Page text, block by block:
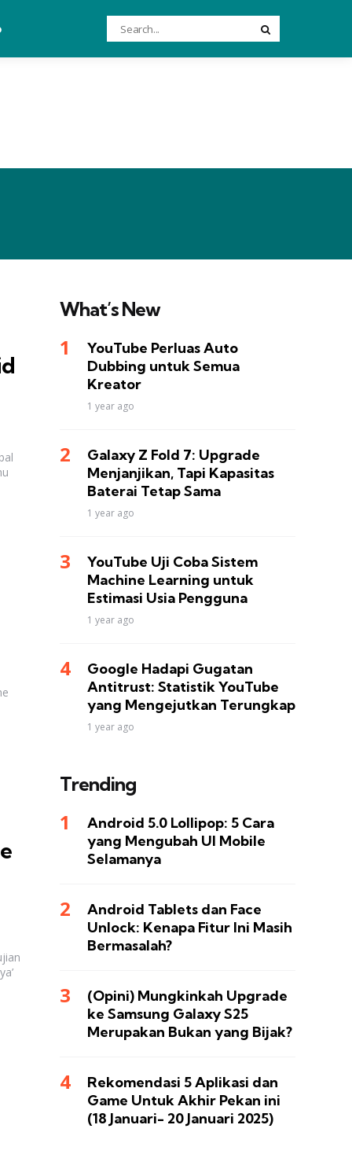
Search
for:
What’s New
YouTube Perluas Auto
Dubbing untuk Semua
Kreator
1 year ago
Galaxy Z Fold 7: Upgrade
Menjanjikan, Tapi Kapasitas
Baterai Tetap Sama
1 year ago
YouTube Uji Coba Sistem
Machine Learning untuk
Estimasi Usia Pengguna
1 year ago
Google Hadapi Gugatan
Antitrust: Statistik YouTube
yang Mengejutkan Terungkap
1 year ago
Trending
Android 5.0 Lollipop: 5 Cara
yang Mengubah UI Mobile
Selamanya
Android Tablets dan Face
Unlock: Kenapa Fitur Ini Masih
Bermasalah?
(Opini) Mungkinkah Upgrade
ke Samsung Galaxy S25
Merupakan Bukan yang Bijak?
Rekomendasi 5 Aplikasi dan
Game Untuk Akhir Pekan ini
(18 Januari- 20 Januari 2025)